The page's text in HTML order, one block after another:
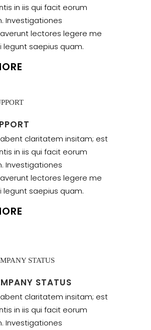
in iis qui facit eorum
Investigationes
lectores legere me
legunt saepius quam.
claritatem insitam; est
in iis qui facit eorum
Investigationes
lectores legere me
legunt saepius quam.
STATUS
claritatem insitam; est
in iis qui facit eorum
Investigationes